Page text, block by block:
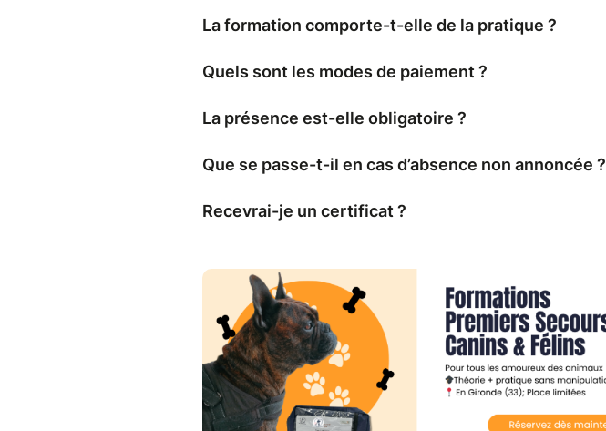
La formation comporte-t-elle de la pratique ?
Quels sont les modes de paiement ?
La présence est-elle obligatoire ?
Que se passe-t-il en cas d’absence non annoncée ?
Recevrai-je un certificat ?